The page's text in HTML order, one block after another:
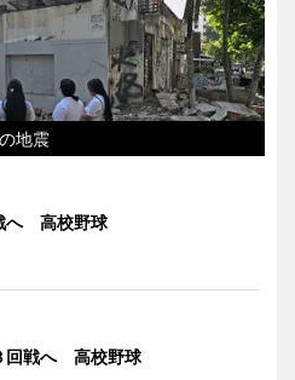
地震
へ 高校野球
回戦へ 高校野球